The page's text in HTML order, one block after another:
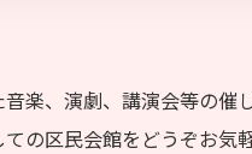
楽、演劇、講演会等の催
の区民会館をどうぞお気